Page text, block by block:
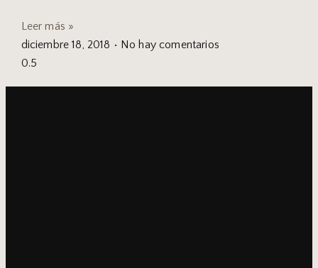
Leer más »
diciembre 18, 2018
No hay comentarios